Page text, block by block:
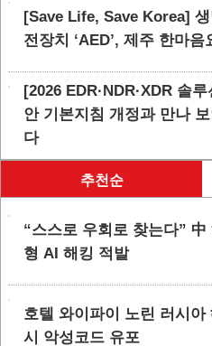
[Save Life, Save Korea]
전장치 ‘AED’, 제주 한마
[2026 EDR·NDR·XDR 솔
안 기본지침 개정과 만나
다
추천순
“스스로 우회로 찾는다” 中
형 AI 해킹 적발
호텔 와이파이 노린 러시
시 악성코드 유포